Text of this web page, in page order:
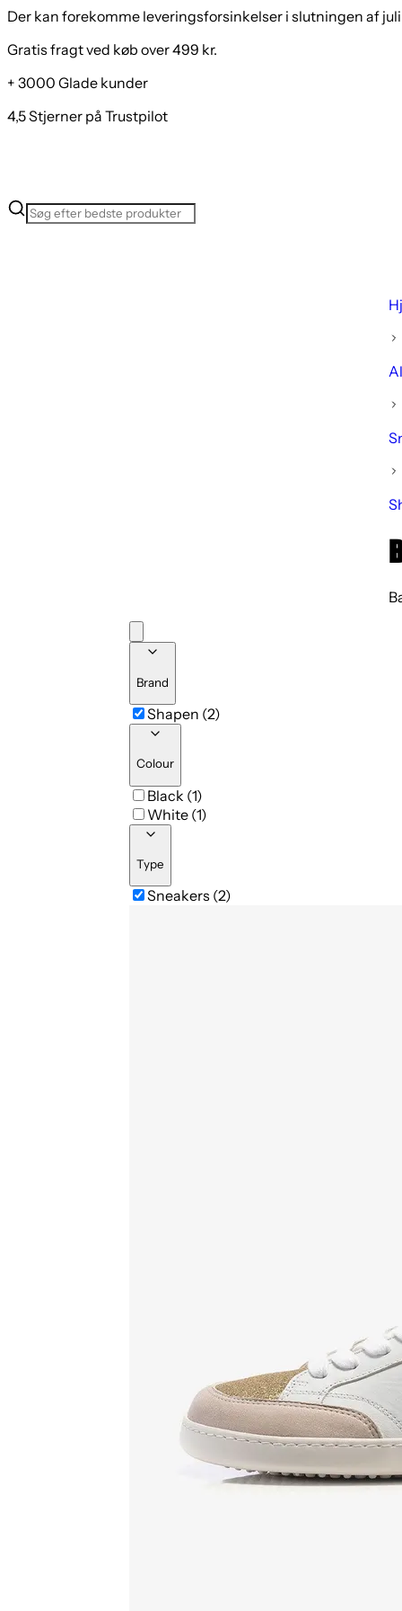
Der kan forekomme leveringsforsinkelser i slutningen af juli
Gratis fragt ved køb over 499 kr.
+ 3000 Glade kunder
4,5 Stjerner på Trustpilot
Brand
Shapen (2)
Colour
Black (1)
White (1)
Type
Sneakers (2)